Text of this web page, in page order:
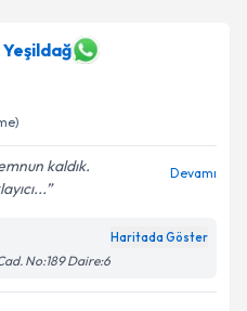
kaldık.
Devamı
Haritada Göster
No:189 Daire:6